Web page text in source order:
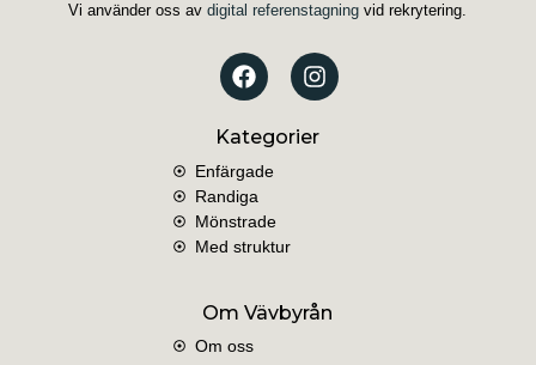
Vi använder oss avdigital referenstagning vid rekrytering.
Kategorier
Enfärgade
Randiga
Mönstrade
Med struktur
Om Vävbyrån
Om oss